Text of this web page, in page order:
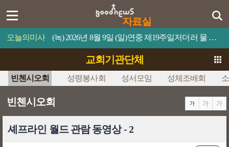
자료실
오늘의미사 (녹) 2026년 8월 9일 (일)연중 제19주일저더러 물 위로 걸어오라고 명령하십시오.
교회기관단체
빈첸시오회 성령봉사회 성서모임 성체조배회
빈첸시오회
셰프라인 월드 관람 동영상 - 2